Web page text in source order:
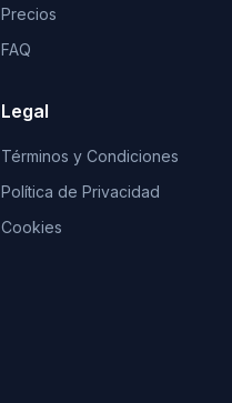
Precios
FAQ
Legal
Términos y Condiciones
Política de Privacidad
Cookies